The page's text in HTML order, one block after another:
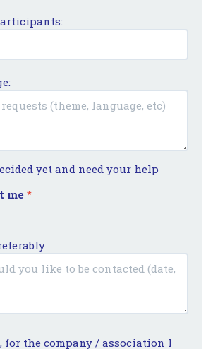
yet and need your help
me *
for the company / association I